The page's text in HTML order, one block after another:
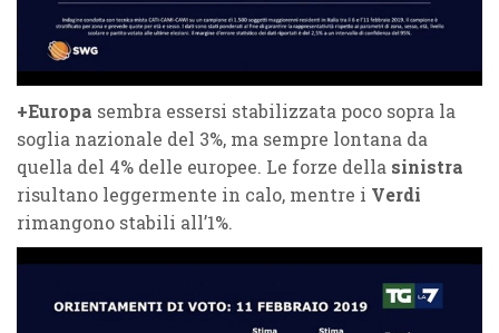
+Europa sembra essersi stabilizzata poco sopra la
soglia nazionale del 3%, ma sempre lontana da
quella del 4% delle europee. Le forze della sinistra
risultano leggermente in calo, mentre i Verdi
rimangono stabili all’1%.